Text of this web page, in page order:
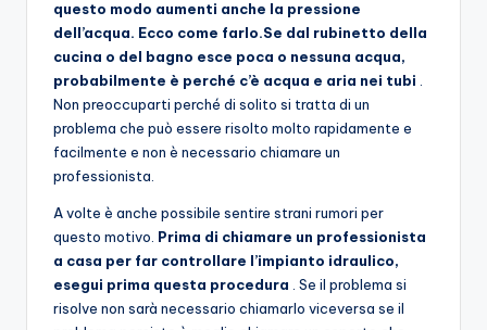
questo modo aumenti anche la pressione
dell’acqua. Ecco come farlo.Se dal rubinetto della
cucina o del bagno esce poca o nessuna acqua,
probabilmente è perché c’è acqua e aria nei tubi
Non preoccuparti perché di solito si tratta di un
problema che può essere risolto molto rapidamente e
facilmente e non è necessario chiamare un
professionista.
A volte è anche possibile sentire strani rumori per
questo motivo. Prima di chiamare un professionista
a casa per far controllare l’impianto idraulico,
esegui prima questa procedura . Se il problema si
risolve non sarà necessario chiamarlo viceversa se il